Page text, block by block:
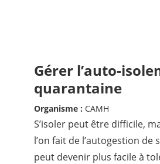
Gérer l’auto-
quarantaine
Organisme : CAMH
S’isoler peut être difficile,
l’on fait de l’autogestion
peut devenir plus facile à